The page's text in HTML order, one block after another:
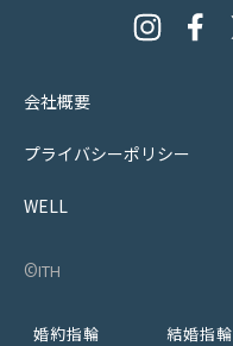
婚約指輪 結婚指輪
会社概要
プライバシーポリシー
WELL
©︎ith